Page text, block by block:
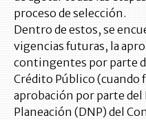
proceso de selección.
Dentro de estos, se
vigencias futuras, la
contingentes por parte
Crédito Público (cuando
aprobación por parte
Planeación (DNP) del